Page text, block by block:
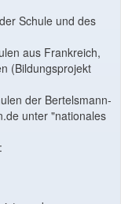
Schule und des
aus Frankreich,
(Bildungsprojekt
der Bertelsmann-
unter "nationales